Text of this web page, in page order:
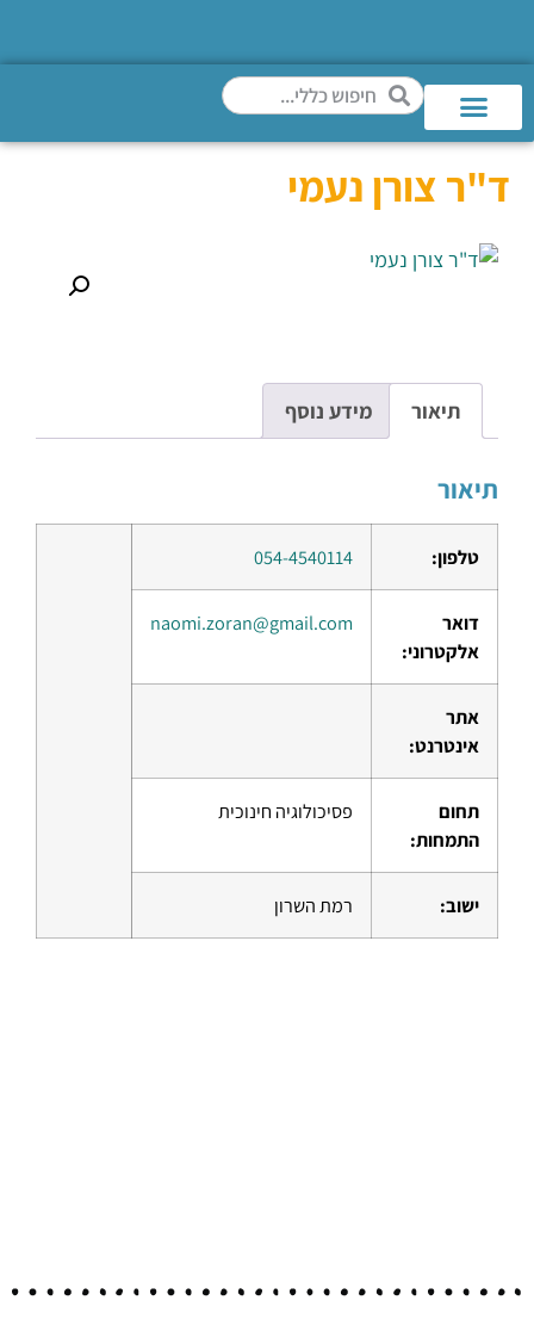
ד"ר צורן נעמי
תיאור מידע נוסף
תיאור
טלפון: 054-4540114
דואר
אלקטרוני:
naomi.zoran@gmail.com
אתר
אינטרנט:
תחום
התמחות:
פסיכולוגיה חינוכית
ישוב: רמת השרון